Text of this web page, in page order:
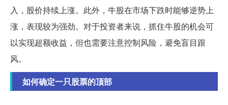
入，股价持续上涨。此外，牛股在市场下跌时能够逆势上
涨，表现较为强劲。对于投资者来说，抓住牛股的机会可
以实现超额收益，但也需要注意控制风险，避免盲目跟
风。
如何确定一只股票的顶部